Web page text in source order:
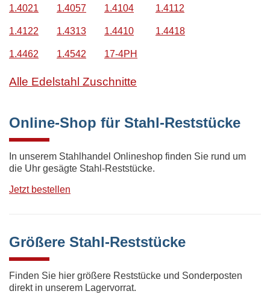
1.4021 1.4057 1.4104 1.4112
1.4122 1.4313 1.4410 1.4418
1.4462 1.4542 17-4PH
Alle Edelstahl Zuschnitte
Online-Shop für Stahl-Reststücke
In unserem Stahlhandel Onlineshop finden Sie rund um
die Uhr gesägte Stahl-Reststücke.
Jetzt bestellen
Größere Stahl-Reststücke
Finden Sie hier größere Reststücke und Sonderposten
direkt in unserem Lagervorrat.